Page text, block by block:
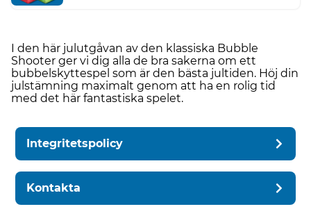
I den här julutgåvan av den klassiska Bubble
Shooter ger vi dig alla de bra sakerna om ett
bubbelskyttespel som är den bästa jultiden. Höj din
julstämning maximalt genom att ha en rolig tid
med det här fantastiska spelet.
Integritetspolicy
Kontakta